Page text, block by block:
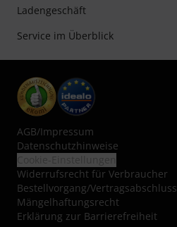
Ladengeschäft
Service im Überblick
AGB/Impressum
Datenschutzhinweise
Widerrufsrecht für Verbraucher
Bestellvorgang/Vertragsabschluss
Mängelhaftungsrecht
Erklärung zur Barrierefreiheit